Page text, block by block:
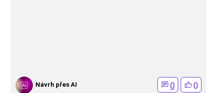
Návrh přes AI 0 0